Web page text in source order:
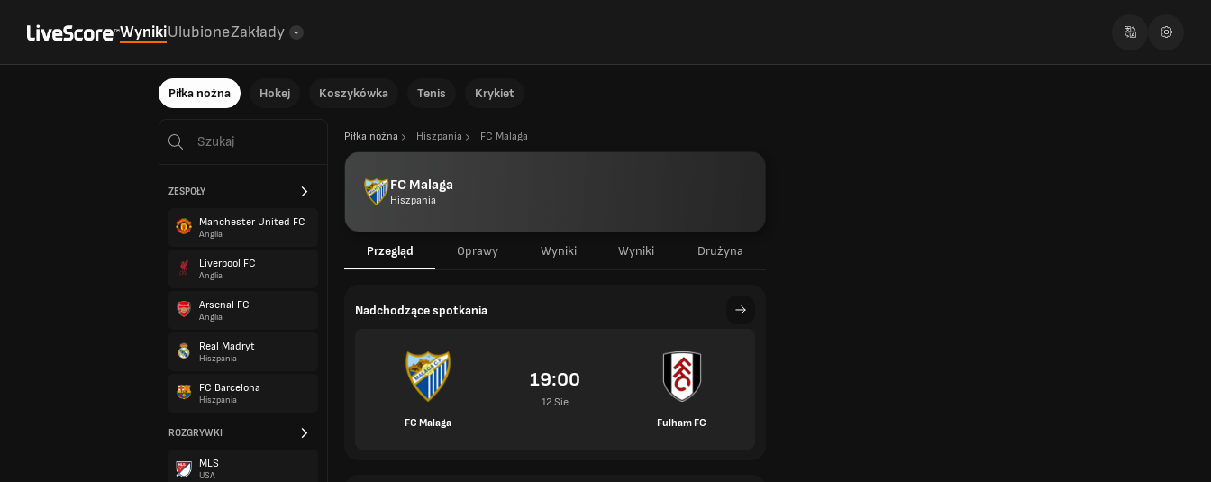
WynikiUlubioneZakłady
Piłka nożna Hokej Koszykówka Tenis Krykiet
ZESPOŁY
Manchester United FC
Anglia
Liverpool FC
Anglia
Arsenal FC
Anglia
Real Madryt
Hiszpania
FC Barcelona
Hiszpania
ROZGRYWKI
MLS
USA
Piłka nożna Hiszpania FC Malaga
FC Malaga
Hiszpania
Przegląd Oprawy Wyniki Wyniki Drużyna
Nadchodzące spotkania
FC Malaga
19:00
12 Sie
Fulham FC